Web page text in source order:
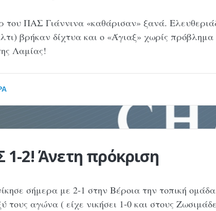
του ΠΑΣ Γιάννινα «καθάρισαν» ξανά.
βρήκαν δίχτυα και ο «Άγιαξ» χωρίς πρόβλημα
Λαμίας!
1-2! Άνετη πρόκριση
σήμερα με 2-1 στην Βέροια την τοπική ομάδα
τους αγώνα ( είχε νικήσει 1-0 και στους